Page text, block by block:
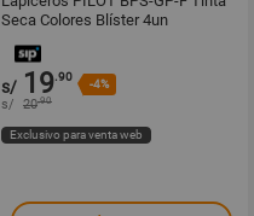
Seca Colores Blíster 4un
s/ 19.90
-4%
s/ 20.90
Exclusivo para venta web